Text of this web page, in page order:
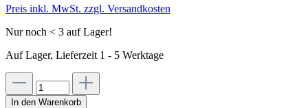
Preis inkl. MwSt. zzgl. Versandkosten
Nur noch < 3 auf Lager!
Auf Lager, Lieferzeit 1 - 5 Werktage
In den Warenkorb